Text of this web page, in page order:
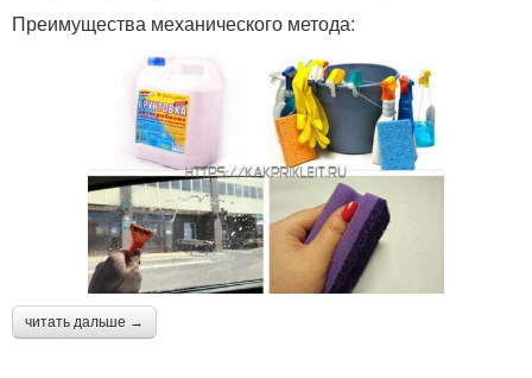
Преимущества механического метода:
читать дальше →